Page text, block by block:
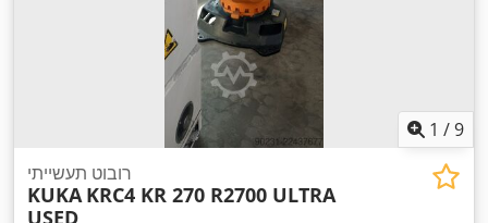
1 /9
רובוט תעשייתי
KUKA KRC4 KR 270 R2700 ULTRA